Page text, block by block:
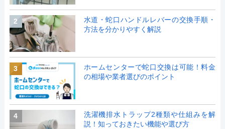
2
水道・蛇口ハンドルレバーの交換手順・
方法を分かりやすく解説
3
ホームセンターで蛇口交換は可能！料金
の相場や業者選びのポイント
4
洗濯機排水トラップ2種類や仕組みを解
説！知っておきたい機能や選び方